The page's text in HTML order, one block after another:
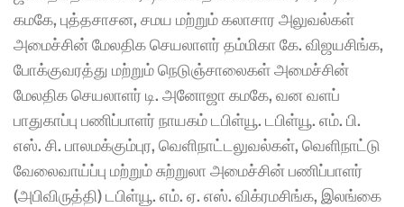
கமகே, புத்தசாசன, சமய மற்றும் கலாசார அலுவல்கள்
அமைச்சின் மேலதிக செயலாளர் தம்மிகா கே. விஜயசிங்க,
போக்குவரத்து மற்றும் நெடுஞ்சாலைகள் அமைச்சின்
மேலதிக செயலாளர் டி. அனோஜா கமகே, வன வளப்
பாதுகாப்பு பணிப்பாளர் நாயகம் டபிள்யூ. டபிள்யூ. எம். பி.
எஸ். சி. பாலமக்கும்புர, வெளிநாட்டலுவல்கள், வெளிநாட்டு
வேலைவாய்ப்பு மற்றும் சுற்றுலா அமைச்சின் பணிப்பாளர்
(அபிவிருத்தி) டபிள்யூ. எம். ஏ. எஸ். விக்ரமசிங்க, இலங்கை